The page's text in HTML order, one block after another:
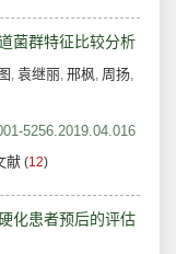
菌群特征比较分析
, 袁继丽, 邢枫, 周扬,
5256.2019.04.016
献 (12)
化患者预后的评估